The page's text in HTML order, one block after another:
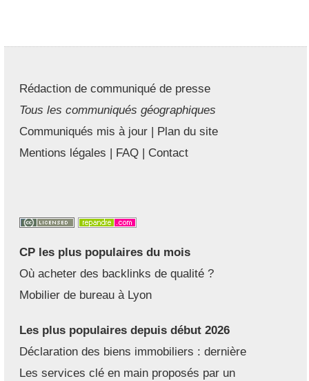
Rédaction de communiqué de presse
Tous les communiqués géographiques
Communiqués mis à jour | Plan du site
Mentions légales | FAQ | Contact
CP les plus populaires du mois
Où acheter des backlinks de qualité ?
Mobilier de bureau à Lyon
Les plus populaires depuis début 2026
Déclaration des biens immobiliers : dernière
Les services clé en main proposés par un